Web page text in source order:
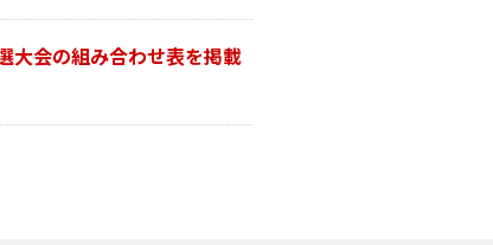
大会の組み合わせ表を掲載